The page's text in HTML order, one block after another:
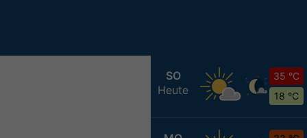
SO
Heute
35 °C
18 °C